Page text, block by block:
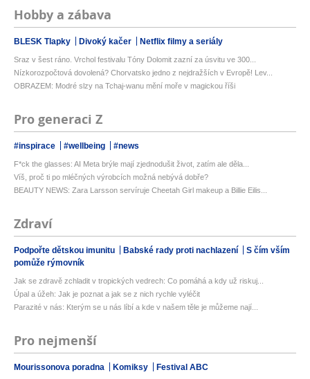
Hobby a zábava
BLESK Tlapky Divoký kačer Netflix filmy a seriály
Sraz v šest ráno. Vrchol festivalu Tóny Dolomit zazní za úsvitu ve 300...
Nízkorozpočtová dovolená? Chorvatsko jedno z nejdražších v Evropě! Lev...
OBRAZEM: Modré slzy na Tchaj-wanu mění moře v magickou říši
Pro generaci Z
#inspirace #wellbeing #news
F*ck the glasses: AI Meta brýle mají zjednodušit život, zatím ale děla...
Víš, proč ti po mléčných výrobcích možná nebývá dobře?
BEAUTY NEWS: Zara Larsson servíruje Cheetah Girl makeup a Billie Eilis...
Zdraví
Podpořte dětskou imunitu Babské rady proti nachlazení
S čím vším
pomůže rýmovník
Jak se zdravě zchladit v tropických vedrech: Co pomáhá a kdy už riskuj...
Úpal a úžeh: Jak je poznat a jak se z nich rychle vyléčit
Parazité v nás: Kterým se u nás líbí a kde v našem těle je můžeme nají...
Pro nejmenší
Mourissonova poradna Komiksy Festival ABC